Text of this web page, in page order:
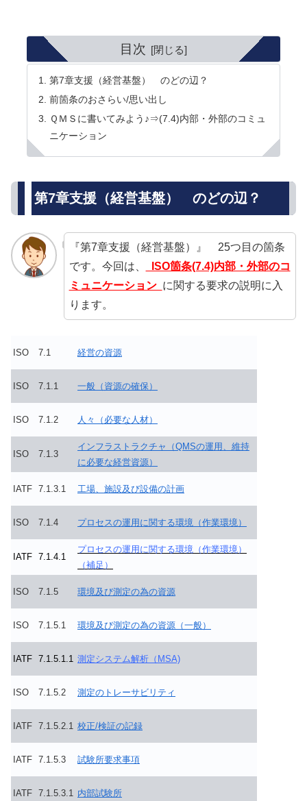
目次
第7章支援（経営基盤） のどの辺？
前箇条のおさらい/思い出し
ＱＭＳに書いてみよう♪⇒(7.4)内部・外部のコミュ
ニケーション
第7章支援（経営基盤） のどの辺？
『第7章支援（経営基盤）』 25つ目の箇条
です。今回は、
ISO箇条(7.4)内部・外部のコ
ミュニケーション に関する要求の説明に入
ります。
ISO 7.1 経営の資源
ISO 7.1.1 一般（資源の確保）
ISO 7.1.2 人々（必要な人材）
ISO 7.1.3
インフラストラクチャ（QMSの運用、維持
に必要な経営資源）
IATF 7.1.3.1 工場、施設及び設備の計画
ISO 7.1.4 プロセスの運用に関する環境（作業環境）
IATF 7.1.4.1
プロセスの運用に関する環境（作業環境）
（補足）
ISO 7.1.5 環境及び測定の為の資源
ISO 7.1.5.1 環境及び測定の為の資源（一般）
IATF 7.1.5.1.1 測定システム解析（MSA)
ISO 7.1.5.2 測定のトレーサビリティ
IATF 7.1.5.2.1 校正/検証の記録
IATF 7.1.5.3 試験所要求事項
IATF 7.1.5.3.1 内部試験所